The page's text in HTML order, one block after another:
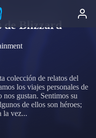
de Blizzard
colección de relatos del
los viajes personales de
nos gustan. Sentimos su
de ellos son héroes;
la vez...